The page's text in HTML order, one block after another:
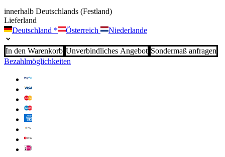
innerhalb Deutschlands (Festland)
Lieferland
Deutschland * Österreich Niederlande
In den Warenkorb Unverbindliches Angebot Sondermaß anfragen
Bezahlmöglichkeiten